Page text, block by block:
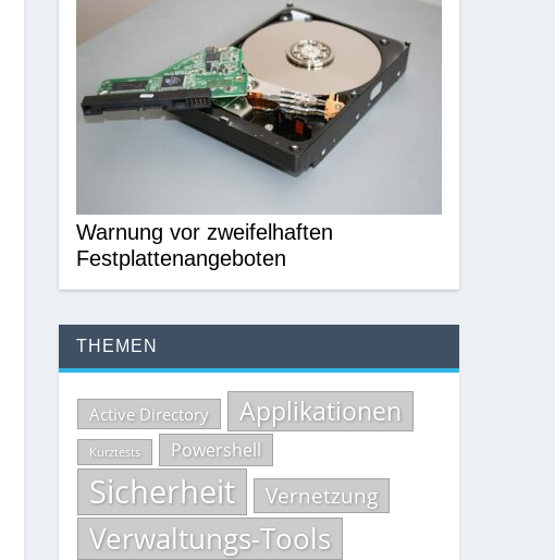
Warnung vor zweifelhaften
Festplattenangeboten
THEMEN
Active Directory Applikationen
Kurztests Powershell
Sicherheit Vernetzung
Verwaltungs-Tools